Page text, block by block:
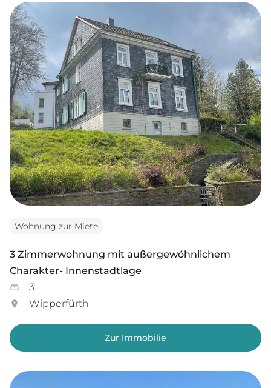
Wohnung zur Miete
3 Zimmerwohnung mit außergewöhnlichem
Charakter- Innenstadtlage
3
Wipperfürth
Zur Immobilie